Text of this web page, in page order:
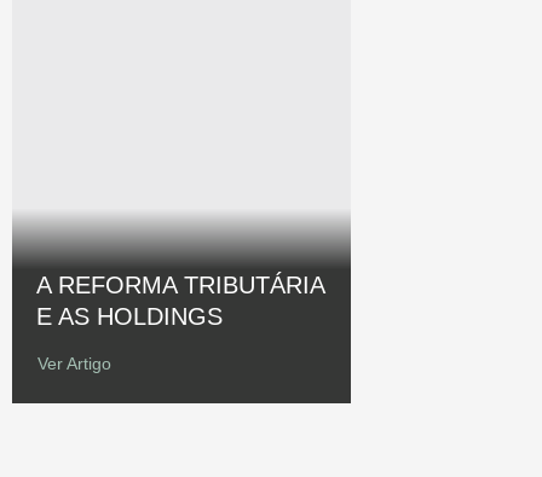
A REFORMA TRIBUTÁRIA
E AS HOLDINGS
Ver Artigo